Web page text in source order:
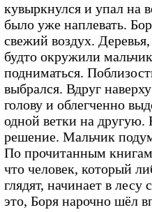
кувыркнулся и упал на
было уже наплевать.
свежий воздух.
будто окружили
подниматься.
выбрался. Вдруг
голову и облегченно
одной ветки на другую.
решение. Мальчик
По прочитанным
что человек, который
глядят, начинает в лесу
это, Боря нарочно шёл